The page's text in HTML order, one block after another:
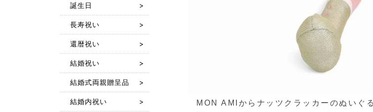
MON AMIからナッツクラッカーのぬいぐ
誕生日
長寿祝い
還暦祝い
結婚祝い
結婚式両親贈呈品
結婚内祝い